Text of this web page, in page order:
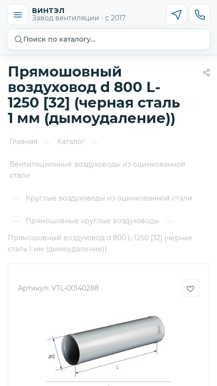
ВИНТЭЛ
Завод вентиляции · с 2017
Поиск по каталогу…
Прямошовный
воздуховод d 800 L-
1250 [32] (черная сталь
1 мм (дымоудаление))
Главная — Каталог —
Вентиляционные воздуховоды из оцинкованной
стали
— Круглые воздуховоды из оцинкованной стали
— Прямошовные круглые воздуховоды
—
Прямошовный воздуховод d 800 L-1250 [32] (черная
сталь 1 мм (дымоудаление))
Артикул: VTL-00140288